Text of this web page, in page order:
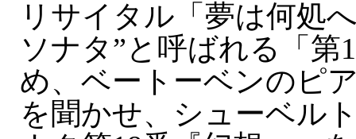
リサイタル「夢は何処
ソナタ”と呼ばれる「第
め、ベートーベンのピ
を聞かせ、シューベル